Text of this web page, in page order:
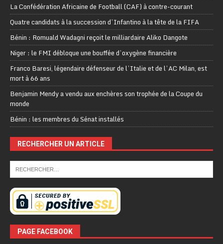
La Confédération Africaine de Football (CAF) à contre-courant
Quatre candidats à la succession d’Infantino à la tête de la FIFA
Bénin : Romuald Wadagni reçoit le milliardaire Aliko Dangote
Niger : le FMI débloque une bouffée d’oxygène financière
Franco Baresi, légendaire défenseur de l’Italie et de l’AC Milan, est
mort à 66 ans
Benjamin Mendy a vendu aux enchères son trophée de la Coupe du
monde
Bénin : les membres du Sénat installés
RECHERCHER UN ARTICLE
PAGE FACEBOOK